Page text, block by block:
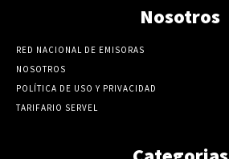
Nosotros
RED NACIONAL DE EMISORAS
NOSOTROS
POLÍTICA DE USO Y PRIVACIDAD
TARIFARIO SERVEL